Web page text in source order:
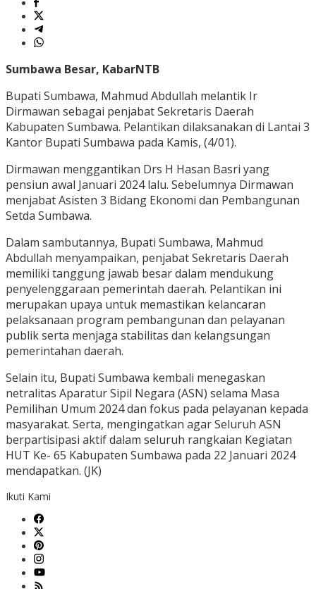
Sumbawa Besar, KabarNTB
Bupati Sumbawa, Mahmud Abdullah melantik Ir
Dirmawan sebagai penjabat Sekretaris Daerah
Kabupaten Sumbawa. Pelantikan dilaksanakan di Lantai 3
Kantor Bupati Sumbawa pada Kamis, (4/01).
Dirmawan menggantikan Drs H Hasan Basri yang
pensiun awal Januari 2024 lalu. Sebelumnya Dirmawan
menjabat Asisten 3 Bidang Ekonomi dan Pembangunan
Setda Sumbawa.
Dalam sambutannya, Bupati Sumbawa, Mahmud
Abdullah menyampaikan, penjabat Sekretaris Daerah
memiliki tanggung jawab besar dalam mendukung
penyelenggaraan pemerintah daerah. Pelantikan ini
merupakan upaya untuk memastikan kelancaran
pelaksanaan program pembangunan dan pelayanan
publik serta menjaga stabilitas dan kelangsungan
pemerintahan daerah.
Selain itu, Bupati Sumbawa kembali menegaskan
netralitas Aparatur Sipil Negara (ASN) selama Masa
Pemilihan Umum 2024 dan fokus pada pelayanan kepada
masyarakat. Serta, mengingatkan agar Seluruh ASN
berpartisipasi aktif dalam seluruh rangkaian Kegiatan
HUT Ke- 65 Kabupaten Sumbawa pada 22 Januari 2024
mendapatkan. (JK)
Ikuti Kami